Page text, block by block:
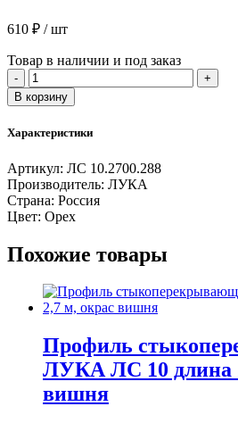
610 ₽ / шт
Товар в наличии и под заказ
-
Количество
товара
Т-
алюминиевый
ЛУКА
ЛС
10
длина
м,
орех
+
В корзину
Характеристики
Артикул: ЛС 10.2700.288
Производитель: ЛУКА
Страна: Россия
Цвет: Орех
Похожие товары
Профиль
ЛУКА ЛС 10 длина
вишня